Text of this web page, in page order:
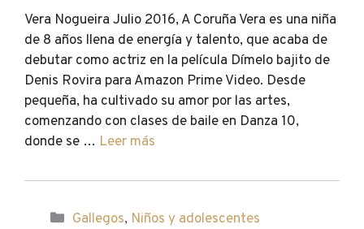
Vera Nogueira Julio 2016, A Coruña Vera es una niña
de 8 años llena de energía y talento, que acaba de
debutar como actriz en la película Dímelo bajito de
Denis Rovira para Amazon Prime Video. Desde
pequeña, ha cultivado su amor por las artes,
comenzando con clases de baile en Danza 10,
donde se … Leer más
Categorías
Gallegos, Niños y adolescentes